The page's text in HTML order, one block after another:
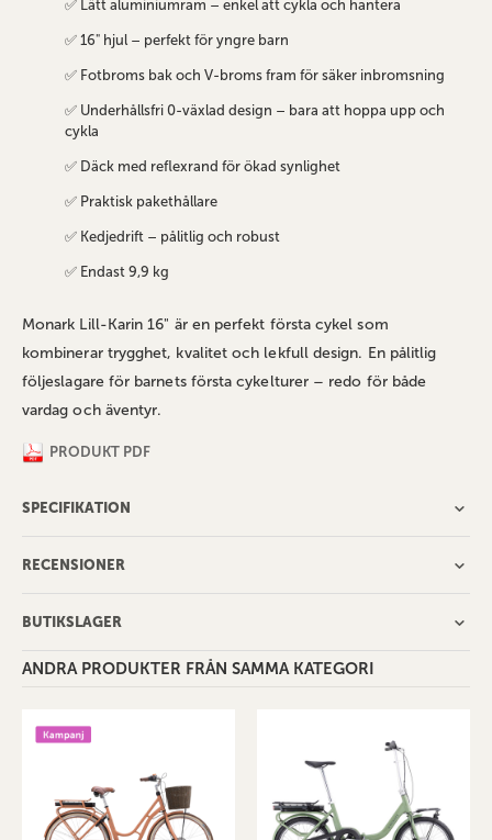
✅ Lätt aluminiumram – enkel att cykla och hantera
✅ 16" hjul – perfekt för yngre barn
✅ Fotbroms bak och V-broms fram för säker inbromsning
✅ Underhållsfri 0-växlad design – bara att hoppa upp och
cykla
✅ Däck med reflexrand för ökad synlighet
✅ Praktisk pakethållare
✅ Kedjedrift – pålitlig och robust
✅ Endast 9,9 kg
Monark Lill-Karin 16" är en perfekt första cykel som
kombinerar trygghet, kvalitet och lekfull design. En pålitlig
följeslagare för barnets första cykelturer – redo för både
vardag och äventyr.
PRODUKT PDF
SPECIFIKATION
RECENSIONER
BUTIKSLAGER
ANDRA PRODUKTER FRÅN SAMMA KATEGORI